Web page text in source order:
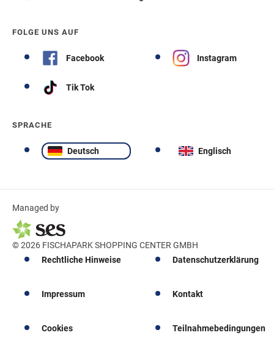
FOLGE UNS AUF
Facebook Instagram
Tik Tok
SPRACHE
Deutsch Englisch
Managed by
© 2026 FISCHAPARK SHOPPING CENTER GMBH
Rechtliche Hinweise
Datenschutzerklärung
Impressum Kontakt
Cookies Teilnahmebedingungen